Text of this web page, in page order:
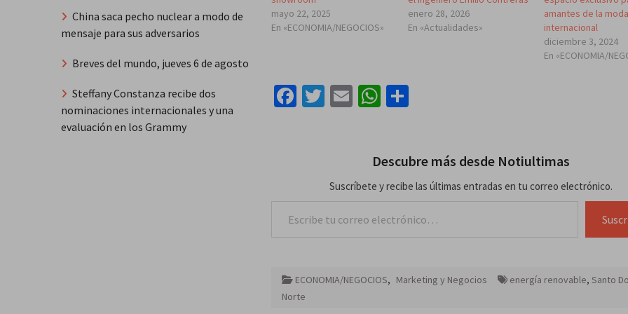
mayo 22, 2025
En «ECONOMIA/NEGOCIOS»
enero 28, 2026
En «Actualidades»
amantes de la moda
internacional
diciembre 3, 2024
En «ECONOMIA/
Facebook
Twitter
EmailWhatsApp
Descubre más desde Notiultimas
Suscríbete y recibe las últimas entradas en tu correo electrónico.
ECONOMIA/NEGOCIOS, Marketing y Negocios energía renovable, Santo
Norte
China saca pecho nuclear a modo de
mensaje para sus adversarios
Breves del mundo, jueves 6 de agosto
Steffany Constanza recibe dos
nominaciones internacionales y una
evaluación en los Grammy